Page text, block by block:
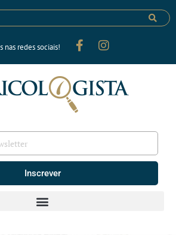
nas redes sociais!
Inscrever